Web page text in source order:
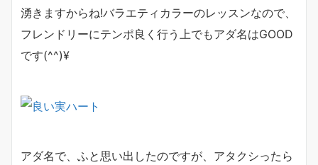
湧きますからね!バラエティカラーのレッスンなので、
フレンドリーにテンポ良く行う上でもアダ名はGOOD
です(^^)¥
アダ名で、ふと思い出したのですが、アタクシったら